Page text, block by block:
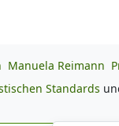
Manuela Reimann
Standards